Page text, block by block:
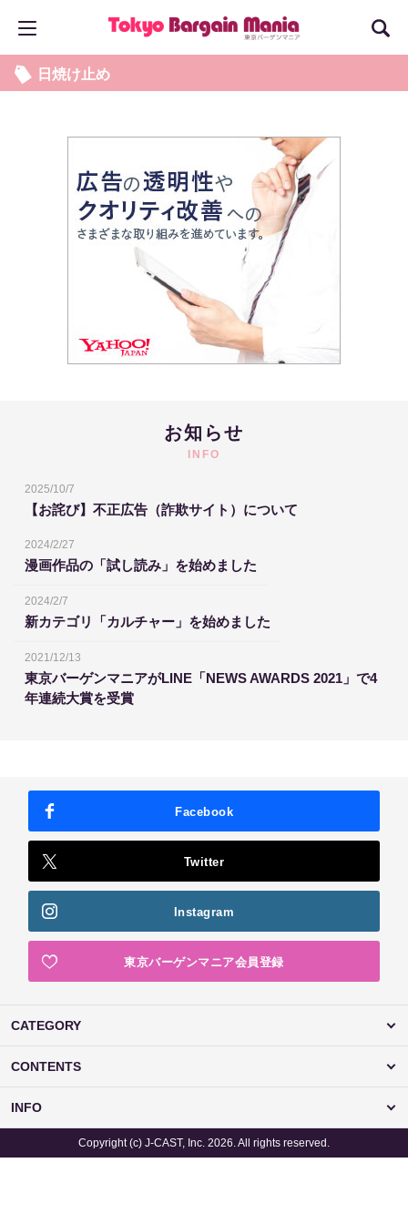
日焼け止め
お知らせ
INFO
2025/10/7
【お詫び】不正広告（詐欺サイト）について
2024/2/27
漫画作品の「試し読み」を始めました
2024/2/7
新カテゴリ「カルチャー」を始めました
2021/12/13
東京バーゲンマニアがLINE「NEWS AWARDS 2021」で4
年連続大賞を受賞
Facebook
Twitter
Instagram
東京バーゲンマニア会員登録
CATEGORY
CONTENTS
INFO
Copyright (c) J-CAST, Inc. 2026. All rights reserved.